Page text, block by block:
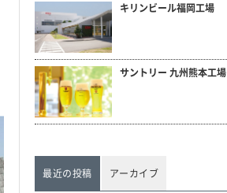
キリンビール福岡工場
サントリー 九州熊本工場
最近の投稿 アーカイブ